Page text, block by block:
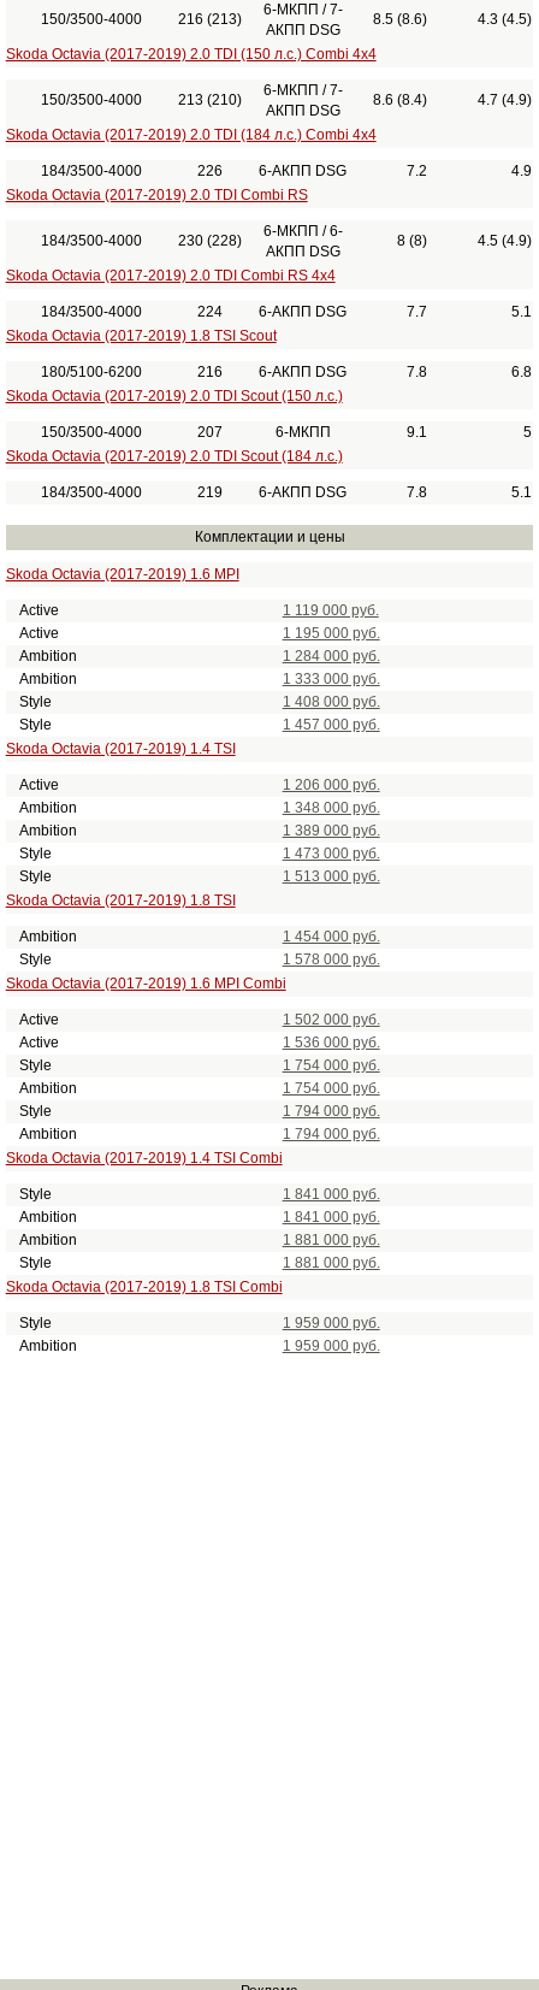
150/3500-4000 216 (213)
6-МКПП / 7-
АКПП DSG
8.5 (8.6) 4.3 (4.5)
Skoda Octavia (2017-2019) 2.0 TDI (150 л.с.) Combi 4x4
150/3500-4000 213 (210)
6-МКПП / 7-
АКПП DSG
8.6 (8.4) 4.7 (4.9)
Skoda Octavia (2017-2019) 2.0 TDI (184 л.с.) Combi 4x4
184/3500-4000 226 6-АКПП DSG 7.2
4.9
Skoda Octavia (2017-2019) 2.0 TDI Combi RS
184/3500-4000 230 (228)
6-МКПП / 6-
АКПП DSG
8 (8) 4.5 (4.9)
Skoda Octavia (2017-2019) 2.0 TDI Combi RS 4x4
184/3500-4000 224 6-АКПП DSG 7.7
5.1
Skoda Octavia (2017-2019) 1.8 TSI Scout
180/5100-6200 216 6-АКПП DSG 7.8
6.8
Skoda Octavia (2017-2019) 2.0 TDI Scout (150 л.с.)
150/3500-4000 207 6-МКПП 9.1
5
Skoda Octavia (2017-2019) 2.0 TDI Scout (184 л.с.)
184/3500-4000 219 6-АКПП DSG 7.8 5.1
Комплектации и цены
Skoda Octavia (2017-2019) 1.6 MPI
Active
1 119 000 руб.
Active
1 195 000 руб.
Ambition
1 284 000 руб.
Ambition
1 333 000 руб.
Style
1 408 000 руб.
Style
1 457 000 руб.
Skoda Octavia (2017-2019) 1.4 TSI
Active
1 206 000 руб.
Ambition
1 348 000 руб.
Ambition
1 389 000 руб.
Style
1 473 000 руб.
Style
1 513 000 руб.
Skoda Octavia (2017-2019) 1.8 TSI
Ambition
1 454 000 руб.
Style
1 578 000 руб.
Skoda Octavia (2017-2019) 1.6 MPI Combi
Active
1 502 000 руб.
Active
1 536 000 руб.
Style
1 754 000 руб.
Ambition
1 754 000 руб.
Style
1 794 000 руб.
Ambition
1 794 000 руб.
Skoda Octavia (2017-2019) 1.4 TSI Combi
Style
1 841 000 руб.
Ambition
1 841 000 руб.
Ambition
1 881 000 руб.
Style
1 881 000 руб.
Skoda Octavia (2017-2019) 1.8 TSI Combi
Style
1 959 000 руб.
Ambition
1 959 000 руб.